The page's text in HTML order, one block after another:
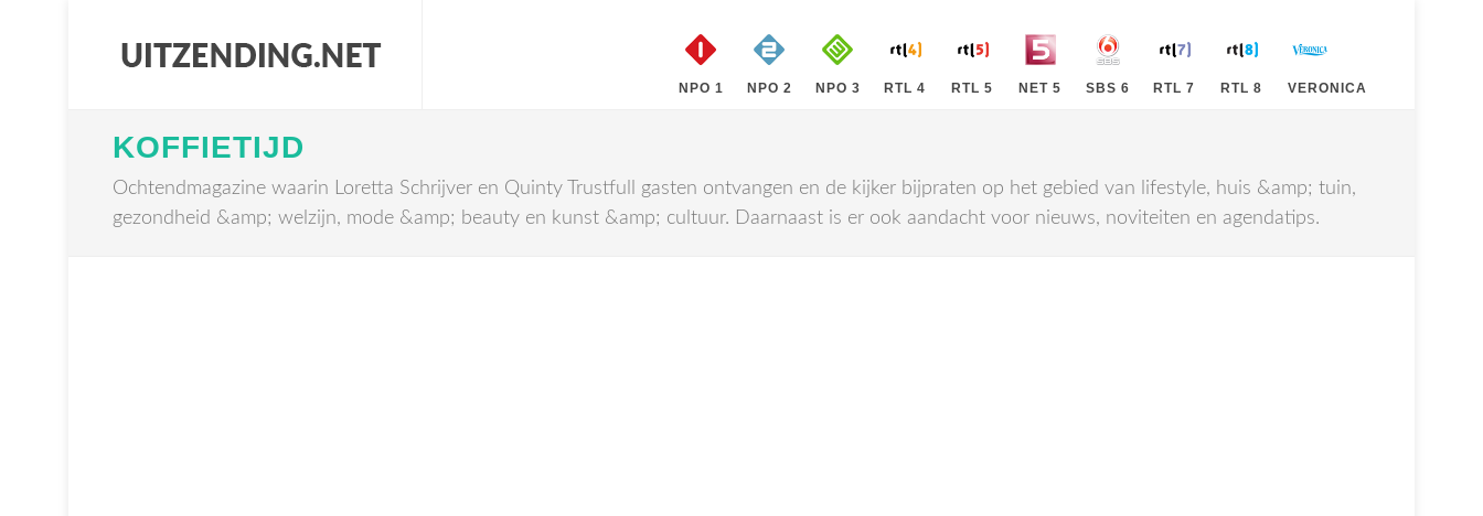
NPO 1 NPO 2 NPO 3 RTL 4 RTL 5 NET 5 SBS 6 RTL 7 RTL 8 VERONICA
KOFFIETIJD
Ochtendmagazine waarin Loretta Schrijver en Quinty Trustfull gasten ontvangen en de kijker bijpraten op het gebied van lifestyle, huis &amp; tuin,
gezondheid &amp; welzijn, mode &amp; beauty en kunst &amp; cultuur. Daarnaast is er ook aandacht voor nieuws, noviteiten en agendatips.